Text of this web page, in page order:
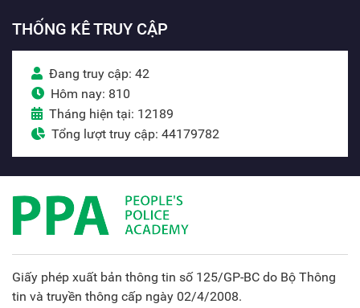
THỐNG KÊ TRUY CẬP
Đang truy cập: 42
Hôm nay: 810
Tháng hiện tại: 12189
Tổng lượt truy cập: 44179782
Giấy phép xuất bản thông tin số 125/GP-BC do Bộ Thông
tin và truyền thông cấp ngày 02/4/2008.